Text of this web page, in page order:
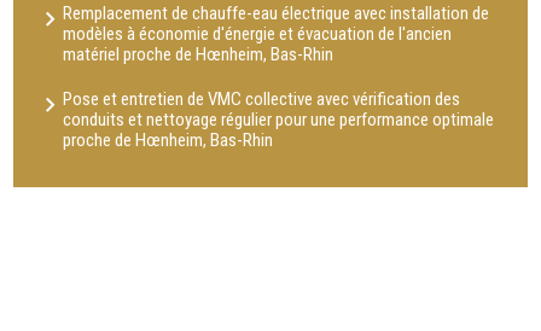
Remplacement de chauffe-eau électrique avec installation de
modèles à économie d'énergie et évacuation de l'ancien
matériel proche de Hœnheim, Bas-Rhin
Pose et entretien de VMC collective avec vérification des
conduits et nettoyage régulier pour une performance optimale
proche de Hœnheim, Bas-Rhin